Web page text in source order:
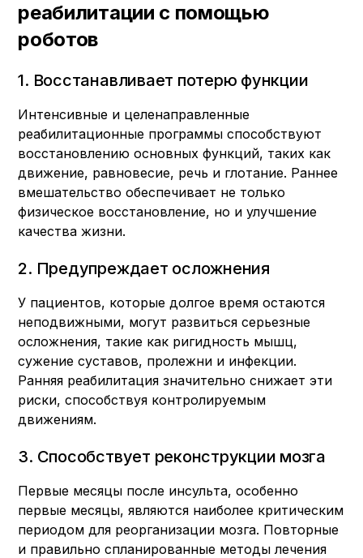
реабилитации с помощью
роботов
1. Восстанавливает потерю функции
Интенсивные и целенаправленные
реабилитационные программы способствуют
восстановлению основных функций, таких как
движение, равновесие, речь и глотание. Раннее
вмешательство обеспечивает не только
физическое восстановление, но и улучшение
качества жизни.
2. Предупреждает осложнения
У пациентов, которые долгое время остаются
неподвижными, могут развиться серьезные
осложнения, такие как ригидность мышц,
сужение суставов, пролежни и инфекции.
Ранняя реабилитация значительно снижает эти
риски, способствуя контролируемым
движениям.
3. Способствует реконструкции мозга
Первые месяцы после инсульта, особенно
первые месяцы, являются наиболее критическим
периодом для реорганизации мозга. Повторные
и правильно спланированные методы лечения